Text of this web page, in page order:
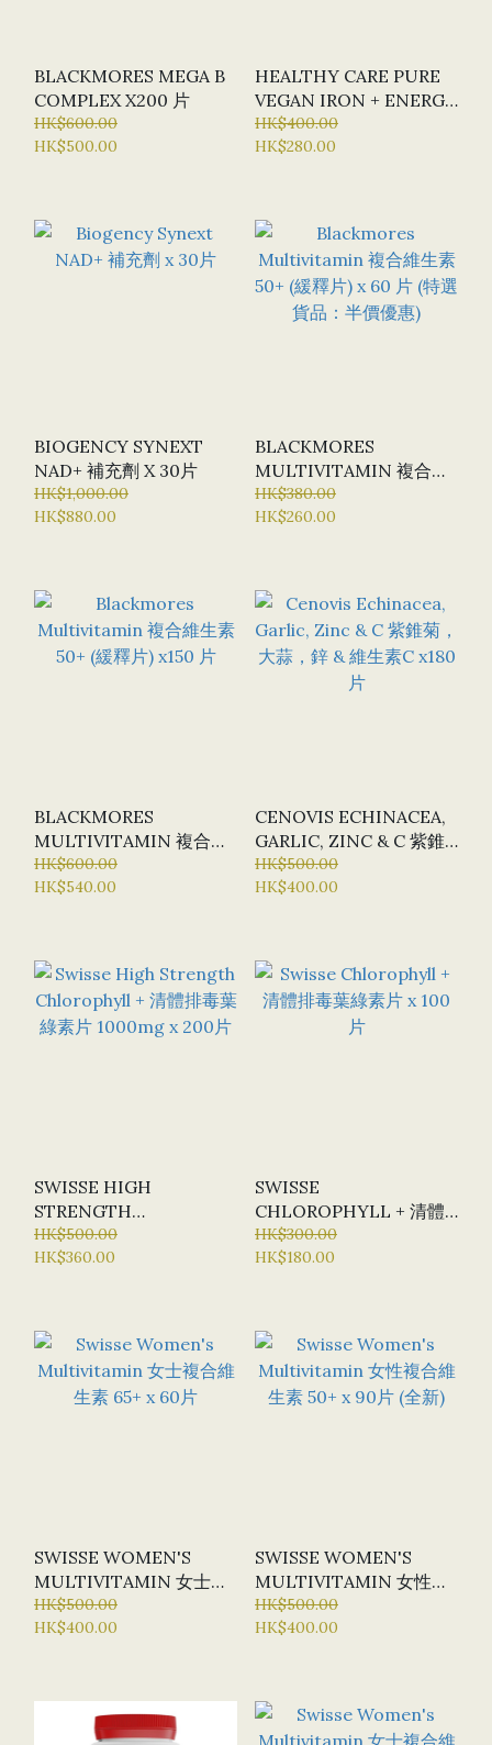
BLACKMORES MEGA B
COMPLEX X200 片
HK$600.00
HK$500.00
HEALTHY CARE PURE
VEGAN IRON + ENERGY
PLUS 純素食鐵 + 能量加
X 60片
HK$400.00
HK$280.00
BIOGENCY SYNEXT
NAD+ 補充劑 X 30片
HK$1,000.00
HK$880.00
BLACKMORES
MULTIVITAMIN 複合維
生素 50+ (緩釋片) X 60 片
(特選貨品：半價優惠)
HK$380.00
HK$260.00
BLACKMORES
MULTIVITAMIN 複合維
生素 50+ (緩釋片) X150 片
HK$600.00
HK$540.00
CENOVIS ECHINACEA,
GARLIC, ZINC & C 紫錐
菊，大蒜，鋅 & 維生素C
X180片
HK$500.00
HK$400.00
SWISSE HIGH
STRENGTH
CHLOROPHYLL + 清體
排毒葉綠素片 1000MG X
HK$500.00
HK$360.00
SWISSE
CHLOROPHYLL + 清體
排毒葉綠素片 X 100片
HK$300.00
HK$180.00
SWISSE WOMEN'S
MULTIVITAMIN 女士複
合維生素 65+ X 60片
HK$500.00
HK$400.00
SWISSE WOMEN'S
MULTIVITAMIN 女性複
合維生素 50+ X 90片 (全
新)
HK$500.00
HK$400.00